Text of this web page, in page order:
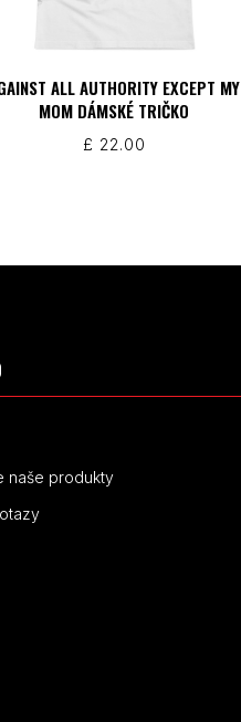
ALL AUTHORITY EXCEPT MY
MOM DÁMSKÉ TRIČKO
£ 22.00
naše produkty